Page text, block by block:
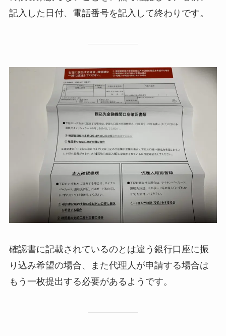
記入した日付、電話番号を記入して終わりです。
確認書に記載されているのとは違う銀行口座に振
り込み希望の場合、また代理人が申請する場合は
もう一枚提出する必要があるようです。